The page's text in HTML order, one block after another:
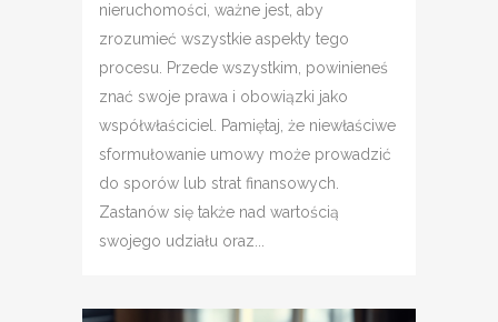
nieruchomości, ważne jest, aby
zrozumieć wszystkie aspekty tego
procesu. Przede wszystkim, powinieneś
znać swoje prawa i obowiązki jako
współwłaściciel. Pamiętaj, że niewłaściwe
sformułowanie umowy może prowadzić
do sporów lub strat finansowych.
Zastanów się także nad wartością
swojego udziału oraz...